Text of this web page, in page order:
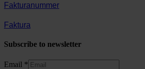
Fakturanummer
Faktura
Subscribe to newsletter
Email
Email *